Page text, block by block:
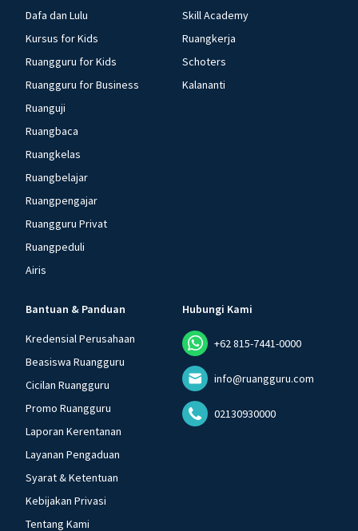
Dafa dan Lulu
Kursus for Kids
Ruangguru for Kids
Ruangguru for Business
Ruanguji
Ruangbaca
Ruangkelas
Ruangbelajar
Ruangpengajar
Ruangguru Privat
Ruangpeduli
Airis
Skill Academy
Ruangkerja
Schoters
Kalananti
Bantuan & Panduan
Kredensial Perusahaan
Beasiswa Ruangguru
Cicilan Ruangguru
Promo Ruangguru
Laporan Kerentanan
Layanan Pengaduan
Syarat & Ketentuan
Kebijakan Privasi
Tentang Kami
Hubungi Kami
+62 815-7441-0000
info@ruangguru.com
02130930000